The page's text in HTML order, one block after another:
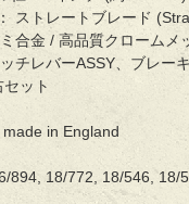
ストレートブレード
合金 / 高品質クロームメ
チレバーASSY、ブレー
ット
in England
894, 18/772, 18/546, 18/